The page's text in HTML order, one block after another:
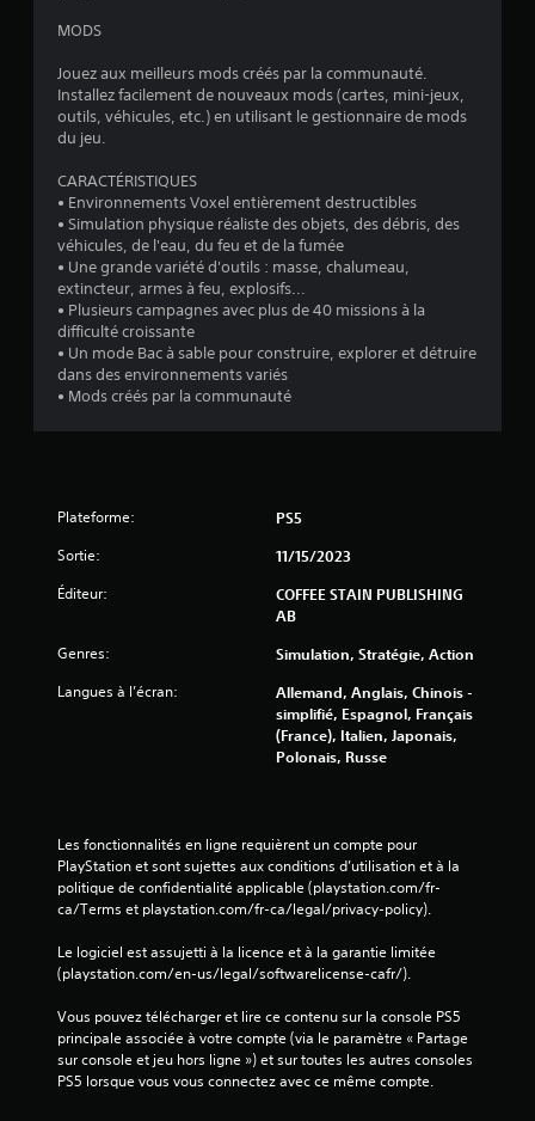
n
d
e
r
t
o
u
c
h
e
s
V
u
u
r
a
n
s
u
i
l
s
e
r
l
a
v
e
a
i
s
s
é
.
MODS
Jouez aux meilleurs mods créés par la communauté.
Installez facilement de nouveaux mods (cartes, mini-jeux,
outils, véhicules, etc.) en utilisant le gestionnaire de mods
du jeu.
CARACTÉRISTIQUES
• Environnements Voxel entièrement destructibles
• Simulation physique réaliste des objets, des débris, des
véhicules, de l'eau, du feu et de la fumée
• Une grande variété d'outils : masse, chalumeau,
extincteur, armes à feu, explosifs...
• Plusieurs campagnes avec plus de 40 missions à la
difficulté croissante
• Un mode Bac à sable pour construire, explorer et détruire
dans des environnements variés
• Mods créés par la communauté
Plateforme: PS5
Sortie: 11/15/2023
Éditeur:
COFFEE STAIN PUBLISHING
AB
Genres: Simulation, Stratégie, Action
Langues à l’écran:
Allemand, Anglais, Chinois -
simplifié, Espagnol, Français
(France), Italien, Japonais,
Polonais, Russe
Les fonctionnalités en ligne requièrent un compte pour
PlayStation et sont sujettes aux conditions d’utilisation et à la
politique de confidentialité applicable (playstation.com/fr-
ca/Terms et playstation.com/fr-ca/legal/privacy-policy).
Le logiciel est assujetti à la licence et à la garantie limitée
(playstation.com/en-us/legal/softwarelicense-cafr/).
Vous pouvez télécharger et lire ce contenu sur la console PS5
principale associée à votre compte (via le paramètre « Partage
sur console et jeu hors ligne ») et sur toutes les autres consoles
PS5 lorsque vous vous connectez avec ce même compte.